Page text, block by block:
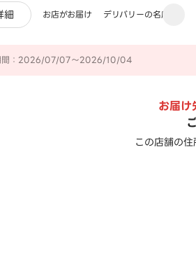
ー
細 お店がお届け デリバリーの名店
間：2026/07/07～2026/10/04
お届け
この店舗の住